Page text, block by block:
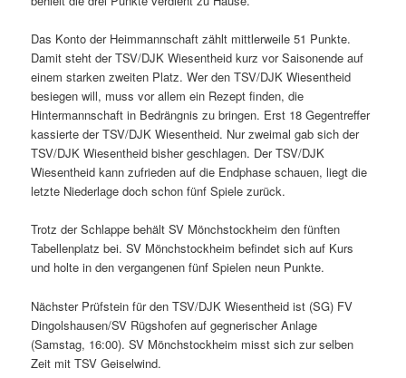
Das Konto der Heimmannschaft zählt mittlerweile 51 Punkte.
Damit steht der TSV/DJK Wiesentheid kurz vor Saisonende auf
einem starken zweiten Platz. Wer den TSV/DJK Wiesentheid
besiegen will, muss vor allem ein Rezept finden, die
Hintermannschaft in Bedrängnis zu bringen. Erst 18 Gegentreffer
kassierte der TSV/DJK Wiesentheid. Nur zweimal gab sich der
TSV/DJK Wiesentheid bisher geschlagen. Der TSV/DJK
Wiesentheid kann zufrieden auf die Endphase schauen, liegt die
letzte Niederlage doch schon fünf Spiele zurück.
Trotz der Schlappe behält SV Mönchstockheim den fünften
Tabellenplatz bei. SV Mönchstockheim befindet sich auf Kurs
und holte in den vergangenen fünf Spielen neun Punkte.
Nächster Prüfstein für den TSV/DJK Wiesentheid ist (SG) FV
Dingolshausen/SV Rügshofen auf gegnerischer Anlage
(Samstag, 16:00). SV Mönchstockheim misst sich zur selben
Zeit mit TSV Geiselwind.